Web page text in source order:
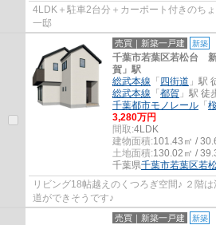
4LDK＋駐車2台分＋カーポート付きのち
一邸
売買｜新築一戸建 新築
千葉市若葉区若松台
賀」駅
総武本線 「 四街道 」駅
総武本線 「 都賀 」駅 徒
千葉都市モノレール 「
3,280万円
間取:4LDK
建物面積:101.43㎡ /
土地面積:130.02㎡ /
千葉県千葉市若葉区若
リビング18帖越えのくつろぎ空間♪ ２階
道ができそうです♪
売買｜新築一戸建 新築